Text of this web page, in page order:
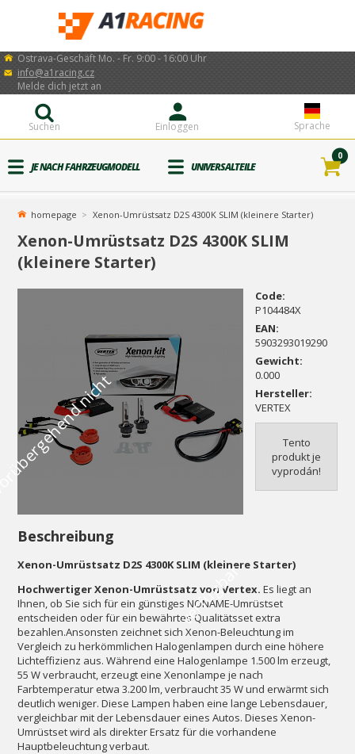
Ostrava-Geschäft Mo. - Fr. 9:00 - 16:00 Uhr
info@a1racing.cz
Sprache
Einloggen
Melde dich jetzt an
Suchen
JE NACH FAHRZEUGMODELL UNIVERSALTEILE
0
homepage Xenon-Umrüstsatz D2S 4300K SLIM (kleinere Starter)
Xenon-Umrüstsatz D2S 4300K SLIM
(kleinere Starter)
r
Code:
P104484X
EAN:
5903293019290
Gewicht:
0.000
Hersteller:
VERTEX
Tento
produkt je
vyprodán!
Beschreibung
Xenon-Umrüstsatz D2S 4300K SLIM (kleinere Starter)
Hochwertiger Xenon-Umrüstsatz von Vertex. Es liegt an
Ihnen, ob Sie sich für ein günstiges NONAME-Umrüstset
entscheiden oder für ein bewährtes Qualitätsset extra
bezahlen.Ansonsten zeichnet sich Xenon-Beleuchtung im
Vergleich zu herkömmlichen Halogenlampen durch eine höhere
Lichteffizienz aus. Während eine Halogenlampe 1.500 lm erzeugt,
55 W verbraucht, erzeugt eine Xenonlampe je nach
Farbtemperatur etwa 3.200 lm, verbraucht 35 W und erwärmt sich
deutlich weniger. Diese Lampen haben eine lange Lebensdauer,
vergleichbar mit der Lebensdauer eines Autos. Dieses Xenon-
Umrüstset wird als direkter Ersatz für die vorhandene
Hauptbeleuchtung verbaut.